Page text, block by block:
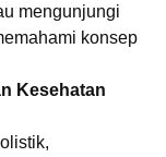
mengunjungi
konsep
Kesehatan